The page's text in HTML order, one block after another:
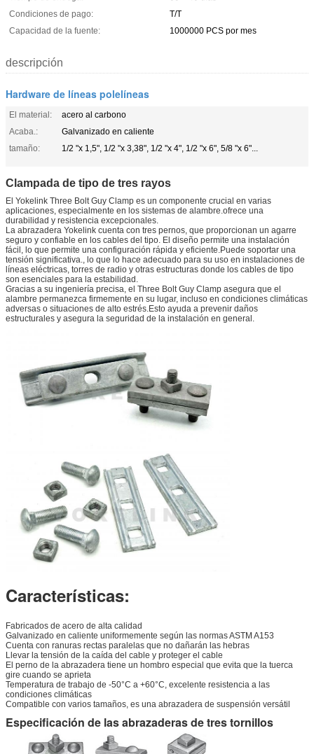
Condiciones de pago:
T/T
Capacidad de la fuente:
1000000 PCS por mes
descripción
Hardware de líneas polelíneas
El material:
acero al carbono
Acaba.:
Galvanizado en caliente
tamaño:
1/2 "x 1,5", 1/2 "x 3,38", 1/2 "x 4", 1/2 "x 6", 5/8 "x 6"...
Clampada de tipo de tres rayos
El Yokelink Three Bolt Guy Clamp es un componente crucial en varias
aplicaciones, especialmente en los sistemas de alambre.ofrece una
durabilidad y resistencia excepcionales.
La abrazadera Yokelink cuenta con tres pernos, que proporcionan un agarre
seguro y confiable en los cables del tipo. El diseño permite una instalación
fácil, lo que permite una configuración rápida y eficiente.Puede soportar una
tensión significativa., lo que lo hace adecuado para su uso en instalaciones de
líneas eléctricas, torres de radio y otras estructuras donde los cables de tipo
son esenciales para la estabilidad.
Gracias a su ingeniería precisa, el Three Bolt Guy Clamp asegura que el
alambre permanezca firmemente en su lugar, incluso en condiciones climáticas
adversas o situaciones de alto estrés.Esto ayuda a prevenir daños
estructurales y asegura la seguridad de la instalación en general.
Características:
Fabricados de acero de alta calidad
Galvanizado en caliente uniformemente según las normas ASTM A153
Cuenta con ranuras rectas paralelas que no dañarán las hebras
Llevar la tensión de la caída del cable y proteger el cable
El perno de la abrazadera tiene un hombro especial que evita que la tuerca
gire cuando se aprieta
Temperatura de trabajo de -50°C a +60°C, excelente resistencia a las
condiciones climáticas
Compatible con varios tamaños, es una abrazadera de suspensión versátil
Especificación de las abrazaderas de tres tornillos